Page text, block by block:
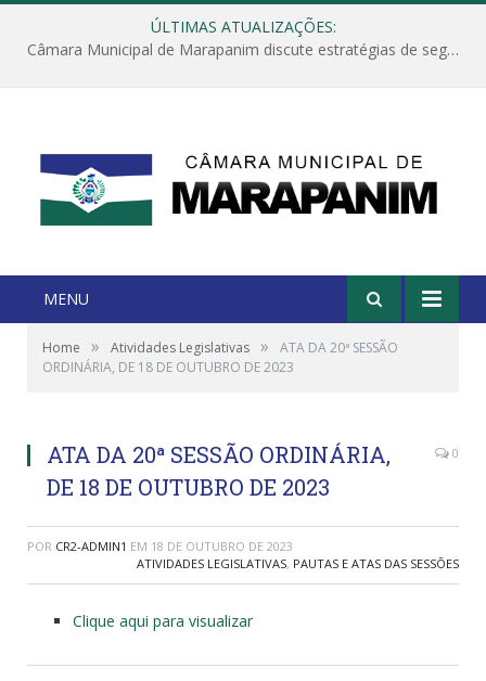
ÚLTIMAS ATUALIZAÇÕES:
Câmara Municipal de Marapanim discute estratégias de segurança com autoridades e poder executivo
MENU
Home » Atividades Legislativas »
ATA DA 20ª SESSÃO
ORDINÁRIA, DE 18 DE OUTUBRO DE 2023
ATA DA 20ª SESSÃO ORDINÁRIA,
DE 18 DE OUTUBRO DE 2023
0
POR CR2-ADMIN1 EM 18 DE OUTUBRO DE 2023
ATIVIDADES LEGISLATIVAS, PAUTAS E ATAS DAS SESSÕES
Clique aqui para visualizar